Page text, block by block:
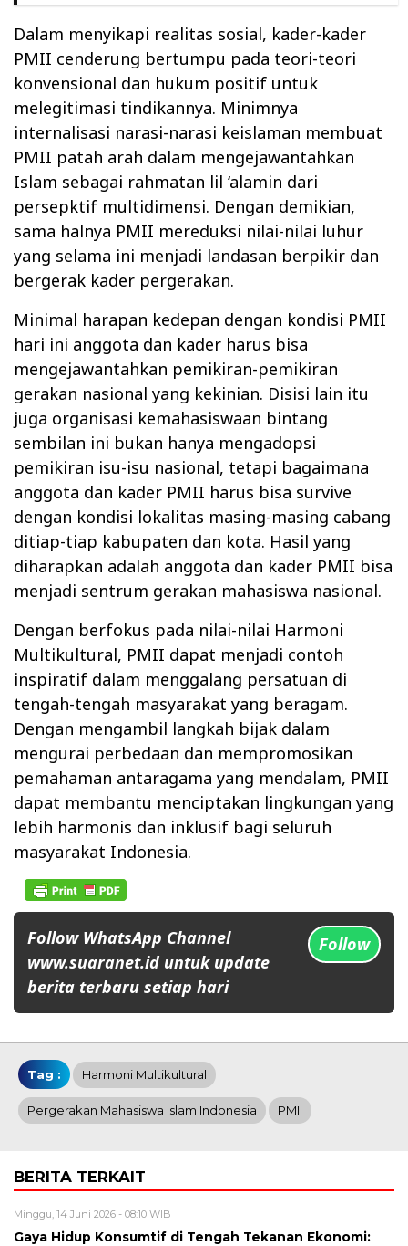
Dalam menyikapi realitas sosial, kader-kader
PMII cenderung bertumpu pada teori-teori
konvensional dan hukum positif untuk
melegitimasi tindikannya. Minimnya
internalisasi narasi-narasi keislaman membuat
PMII patah arah dalam mengejawantahkan
Islam sebagai rahmatan lil ‘alamin dari
persepktif multidimensi. Dengan demikian,
sama halnya PMII mereduksi nilai-nilai luhur
yang selama ini menjadi landasan berpikir dan
bergerak kader pergerakan.
Minimal harapan kedepan dengan kondisi PMII
hari ini anggota dan kader harus bisa
mengejawantahkan pemikiran-pemikiran
gerakan nasional yang kekinian. Disisi lain itu
juga organisasi kemahasiswaan bintang
sembilan ini bukan hanya mengadopsi
pemikiran isu-isu nasional, tetapi bagaimana
anggota dan kader PMII harus bisa survive
dengan kondisi lokalitas masing-masing cabang
ditiap-tiap kabupaten dan kota. Hasil yang
diharapkan adalah anggota dan kader PMII bisa
menjadi sentrum gerakan mahasiswa nasional.
Dengan berfokus pada nilai-nilai Harmoni
Multikultural, PMII dapat menjadi contoh
inspiratif dalam menggalang persatuan di
tengah-tengah masyarakat yang beragam.
Dengan mengambil langkah bijak dalam
mengurai perbedaan dan mempromosikan
pemahaman antaragama yang mendalam, PMII
dapat membantu menciptakan lingkungan yang
lebih harmonis dan inklusif bagi seluruh
masyarakat Indonesia.
Follow WhatsApp Channel
www.suaranet.id untuk update
berita terbaru setiap hari
Follow
Tag : Harmoni Multikultural
Pergerakan Mahasiswa Islam Indonesia PMII
BERITA TERKAIT
Minggu, 14 Juni 2026 - 08:10 WIB
Gaya Hidup Konsumtif di Tengah Tekanan Ekonomi: